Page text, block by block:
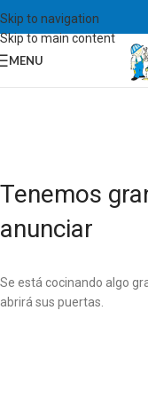
Skip to navigation
Skip to main content
MENU
Tenemos
anunciar
Se está cocinando algo
abrirá sus puertas.